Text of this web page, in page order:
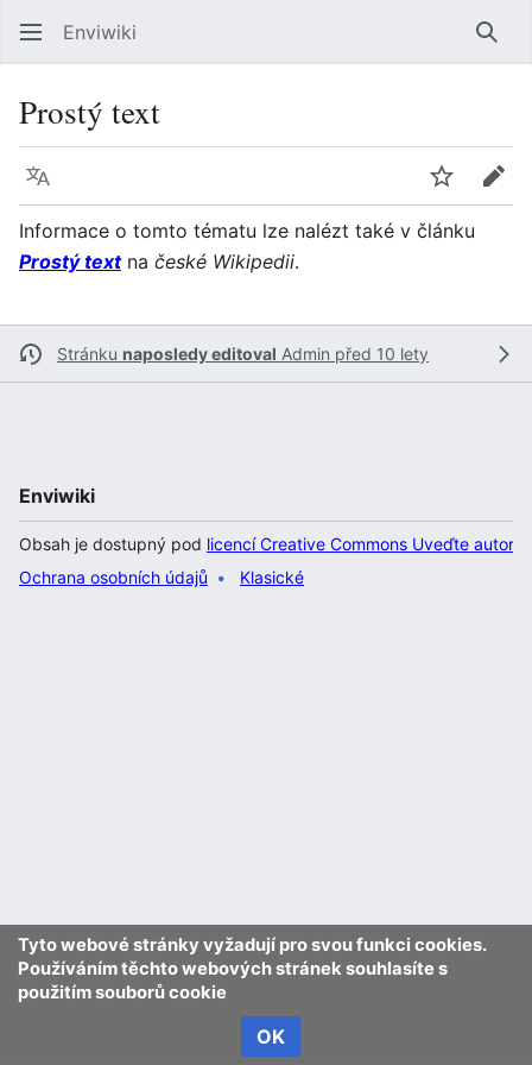
Enviwiki
Prostý text
Jazyk Sledovat
Informace o tomto tématu lze nalézt také v článku
Prostý textna české Wikipedii.
Stránku naposledy editoval Admin před 10 lety
Tyto webové stránky vyžadují pro svou funkci cookies.
Používáním těchto webových stránek souhlasíte s
použitím souborů cookie
OK
Enviwiki
Obsah je dostupný pod licencí Creative Commons Uveďte
Ochrana osobních údajů
Klasické